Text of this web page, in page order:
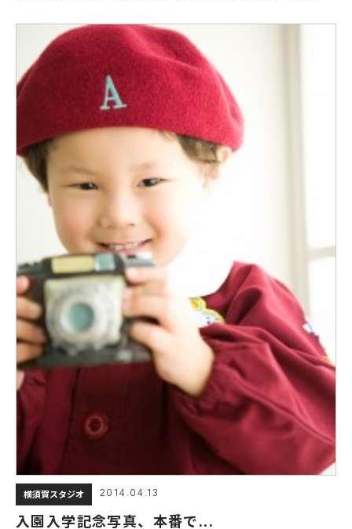
横須賀スタジオ 2014.04.13
入園入学記念写真、本番で...